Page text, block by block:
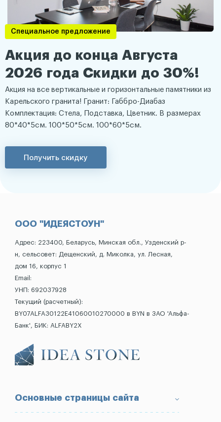
Специальное предложение
Акция до конца Августа
2026 года Скидки до 30%!
Акция на все вертикальные и горизонтальные памятники из
Карельского гранита! Гранит: Габбро-Диабаз
Комплектация: Стела, Подставка, Цветник. В размерах
80*40*5см. 100*50*5см. 100*60*5см.
Получить скидку
ООО "ИДЕЯСТОУН"
Адрес: 223400, Беларусь, Минская обл., Узденский р-
н, сельсовет: Дещенский, д. Миколка, ул. Лесная,
дом 16, корпус 1
Email:
УНП: 692037928
Текущий (расчетный):
BY07ALFA30122E41060010270000 в BYN в ЗАО 'Альфа-
Банк', БИК: ALFABY2X
Основные страницы сайта